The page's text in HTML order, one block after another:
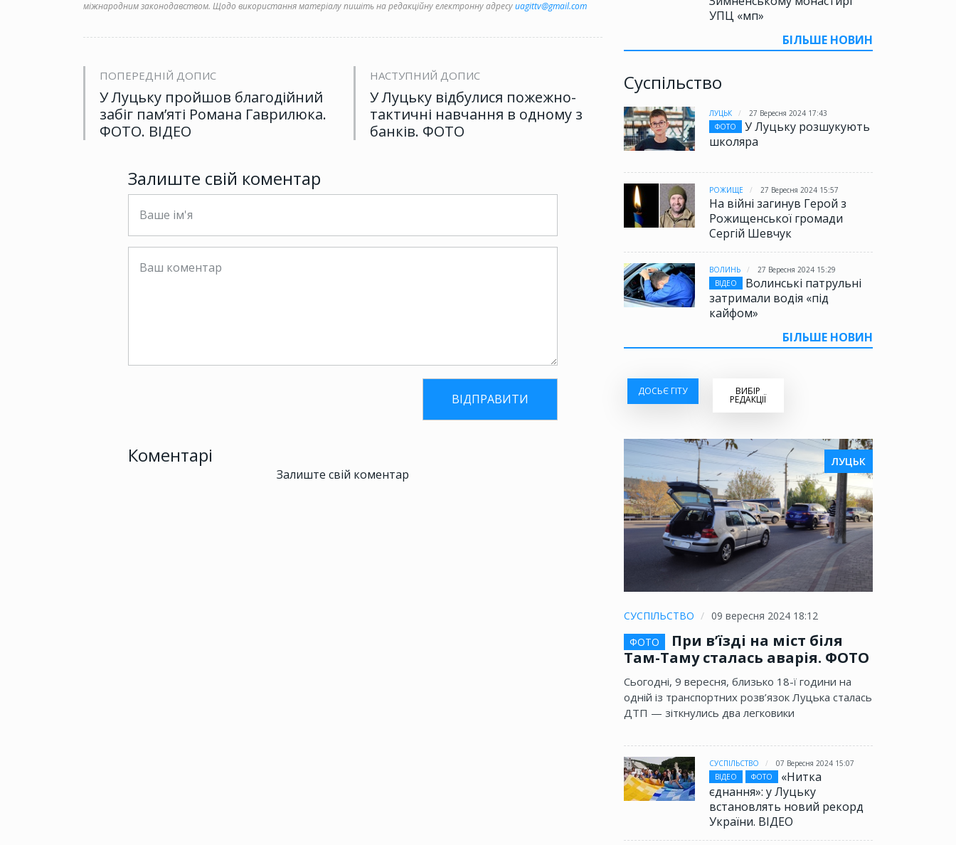
УПЦ «мп»
БІЛЬШЕ НОВИН
Суспільство
ЛУЦЬК
27 Вересня 2024 17:43
ФОТО
У Луцьку розшукують
школяра
РОЖИЩЕ 27 Вересня 2024 15:57
На війні загинув Герой з
Рожищенської громади
Сергій Шевчук
ВОЛИНЬ
27 Вересня 2024 15:29
ВІДЕО
Волинські патрульні
затримали водія «під
кайфом»
БІЛЬШЕ НОВИН
ДОСЬЄ ГІТУ ВИБІР
РЕДАКЦІЇ
ЛУЦЬК
СУСПІЛЬСТВО
09 вересня 2024 18:12
ФОТО
При в’їзді на міст біля
Там-Таму сталась аварія. ФОТО
Сьогодні, 9 вересня, близько 18-ї години на
одній із транспортних розв’язок Луцька сталась
ДТП — зіткнулись два легковики
СУСПІЛЬСТВО
07 Вересня 2024 15:07
ВІДЕО
ФОТО
«Нитка
єднання»: у Луцьку
встановлять новий рекорд
України. ВІДЕО
міжнародним законодавством. Щодо використання матеріалу пишіть на редакційну електронну адресуuagittv@gmail.com
ПОПЕРЕДНІЙ ДОПИС
У Луцьку пройшов благодійний
забіг пам’яті Романа Гаврилюка.
ФОТО. ВІДЕО
НАСТУПНИЙ ДОПИС
У Луцьку відбулися пожежно-
тактичні навчання в одному з
банків. ФОТО
Залиште свій коментар
Коментарі
Залиште свій коментар